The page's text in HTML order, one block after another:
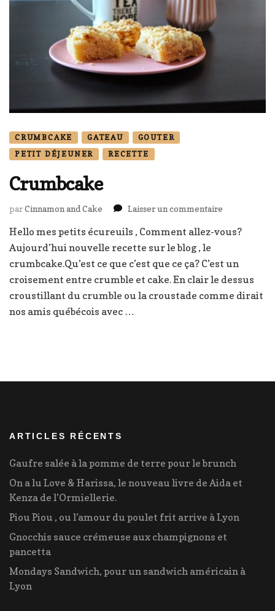
CRUMBCAKE GATEAU
GOUTER
PETIT DÉJEUNER
RECETTE
Crumbcake
parCinnamon and Cake Laisser un commentaire
Hello mes petits écureuils , Comment allez-vous?
Aujourd’hui nouvelle recette sur le blog , le
crumbcake.Qu’est ce que c’est que ce ça? C’est un
croisement entre crumble et cake. En clair le dessus
croustillant du crumble ou la croustade comme dirait
nos amis québécois avec …
ARTICLES RÉCENTS
Gaufre salée à la pomme de terre pour le brunch
On a lu Love & Harissa, le nouveau livre de Aida et
Kenza de l’Ormiellerie.
Piou Piou , ou l’amour du poulet frit arrive à Lyon
Gnocchis sauce crémeuse aux champignons et
pancetta
Mondays Sandwich, pour un sandwich américain à
Lyon